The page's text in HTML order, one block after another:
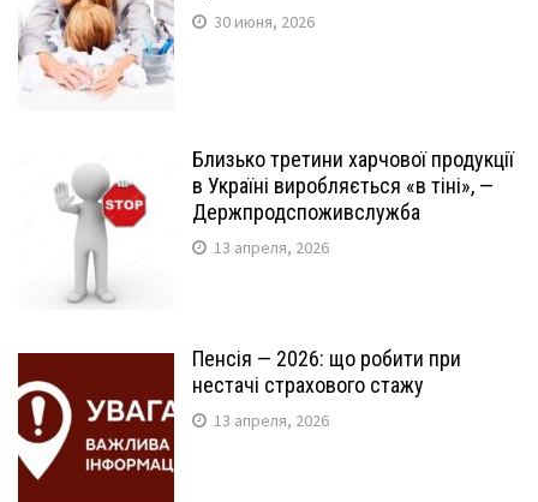
30 июня, 2026
Близько третини харчової продукції
в Україні виробляється «в тіні», —
Держпродспоживслужба
13 апреля, 2026
Пенсія — 2026: що робити при
нестачі страхового стажу
13 апреля, 2026